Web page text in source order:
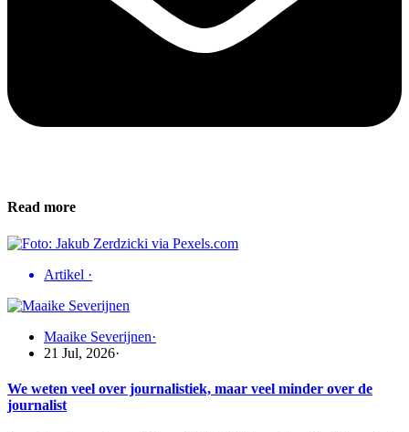
Read more
Artikel ·
Maaike Severijnen·
21 Jul, 2026·
We weten veel over journalistiek, maar veel minder over de
journalist